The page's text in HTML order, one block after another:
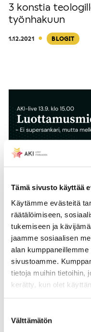
Tämä sivusto käyttää
Käytämme evästeitä
räätälöimiseen,
tukemiseen ja
jaamme sosiaalisen
alan
sivustoamme.
tietoja muihin tietoihin,
kerätty, kun olet
valinta
Välttämätön
3 konstia
työnhakuun
1.12.2021· BLOGIT
Luottamusmies
edistämisestä
9.9.2021 · BLOGIT